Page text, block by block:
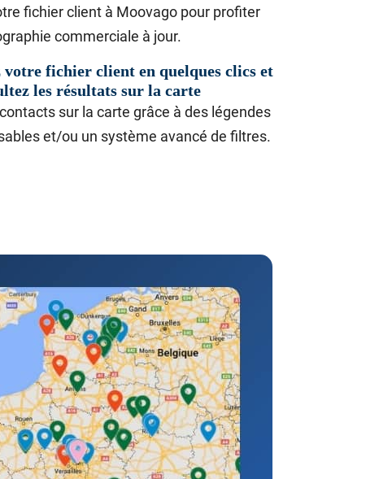
fichier client à Moovago pour profiter
commerciale à jour.
votre fichier client en quelques clics et
les résultats sur la carte
sur la carte grâce à des légendes
et/ou un système avancé de filtres.